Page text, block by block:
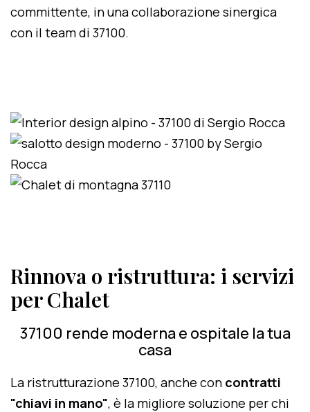
committente, in una collaborazione sinergica
con il team di 37100.
Rinnova o ristruttura: i servizi
per Chalet
37100 rende moderna e ospitale la tua
casa
La ristrutturazione 37100, anche con contratti
"chiavi in mano", è la migliore soluzione per chi